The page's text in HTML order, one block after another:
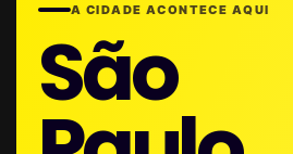
A CIDADE ACONTECE AQUI
São